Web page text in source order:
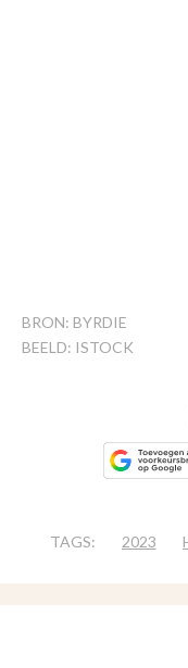
BRON: BYRDIE
BEELD: ISTOCK
TAGS: 2023